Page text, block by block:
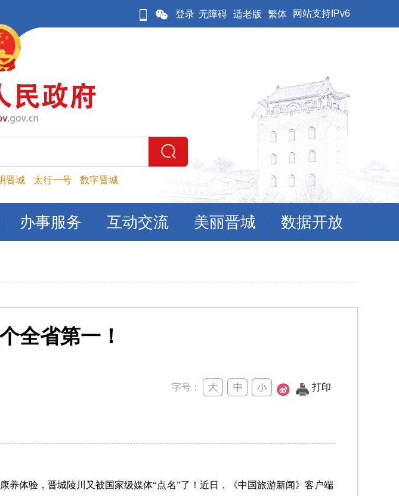
登录 无障碍 适老版 繁体 网站支持IPv6
晋城 太行一号 数字晋城
办事服务 互动交流 美丽晋城 数据开放
全省第一！
字号： 打印
养体验，晋城陵川又被国家级媒体“点名”了！ 近日， 《中国旅游新闻》 客户端